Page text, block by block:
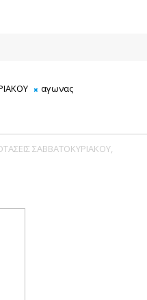
αγωνας
ΣΑΒΒΑΤΟΚΥΡΙΑΚΟΥ,